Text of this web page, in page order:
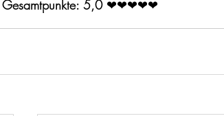
Gesamtpunkte: 5,0 ❤❤❤❤❤